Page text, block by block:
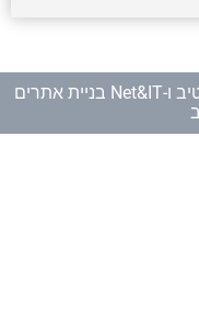
ו-
Net&IT בניית אתרים